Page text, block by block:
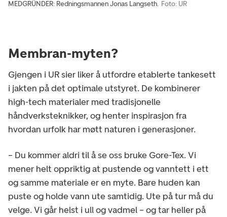
MEDGRÜNDER: Redningsmannen Jonas Langseth. Foto: UR
Membran-myten?
Gjengen i UR sier liker å utfordre etablerte tankesett
i jakten på det optimale utstyret. De kombinerer
high-tech materialer med tradisjonelle
håndverksteknikker, og henter inspirasjon fra
hvordan urfolk har møtt naturen i generasjoner.
– Du kommer aldri til å se oss bruke Gore-Tex. Vi
mener helt oppriktig at pustende og vanntett i ett
og samme materiale er en myte. Bare huden kan
puste og holde vann ute samtidig. Ute på tur må du
velge. Vi går helst i ull og vadmel – og tar heller på